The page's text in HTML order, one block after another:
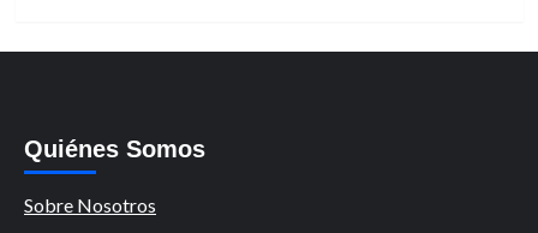
Quiénes Somos
Sobre Nosotros